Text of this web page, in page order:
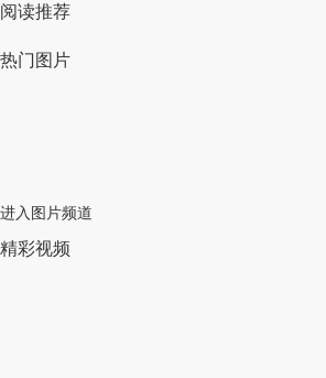
阅读推荐
热门图片
进入图片频道
精彩视频